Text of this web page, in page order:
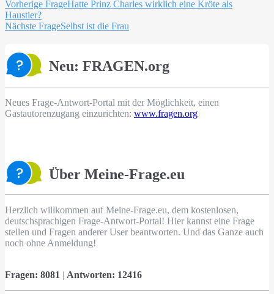
Beitragsnavigation
Vorherige FrageHatte Prinz Charles wirklich eine Kröte als
Haustier?
Nächste FrageSelbst ist die Frau
Neu: FRAGEN.org
Neues Frage-Antwort-Portal mit der Möglichkeit, einen
Gastautorenzugang einzurichten: www.fragen.org
Über Meine-Frage.eu
Herzlich willkommen auf Meine-Frage.eu, dem kostenlosen,
deutschsprachigen Frage-Antwort-Portal! Hier kannst eine Frage
stellen und Fragen anderer User beantworten. Und das Ganze auch
noch ohne Anmeldung!
Fragen: 8081 | Antworten: 12416